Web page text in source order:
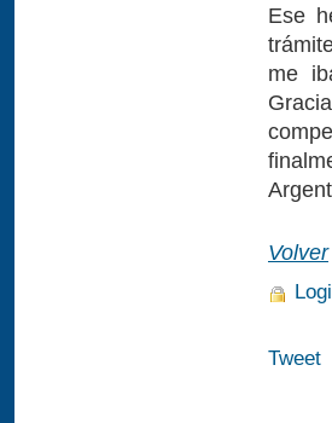
Ese
me
Volver
Tweet